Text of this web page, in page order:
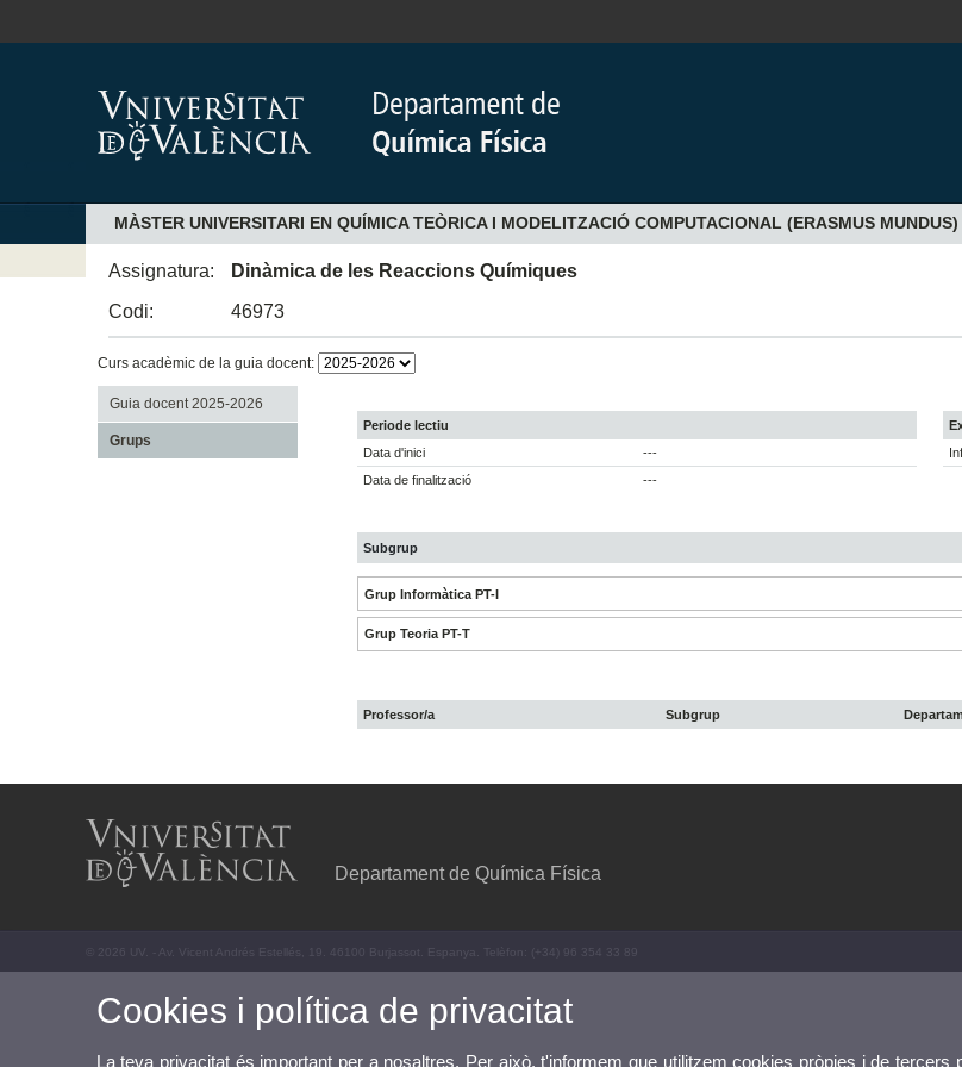
MÀSTER UNIVERSITARI EN QUÍMICA TEÒRICA I MODELITZACIÓ COMPUTACIONAL (ERASMUS MUNDUS)
Assignatura:
Dinàmica de les Reaccions Químiques
Codi:
46973
Curs acadèmic de la guia docent:
Guia docent 2025-2026
Grups
Periode lectiu
Data d'inici
---
Data de finalització
---
Subgrup
Grup Informàtica PT-I
Grup Teoria PT-T
Professor/a Subgrup
Departament de Química Física
© 2026 UV. - Av. Vicent Andrés Estellés, 19. 46100 Burjassot. Espanya. Telèfon: (+34) 96 354 33 89
Cookies i política de privacitat
La teva privacitat és important per a nosaltres. Per això, t'informem que utilitzem cookies pròpies i de tercers